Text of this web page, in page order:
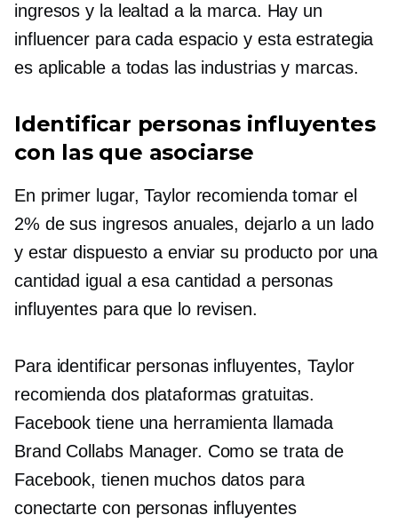
ingresos y la lealtad a la marca. Hay un
influencer para cada espacio y esta estrategia
es aplicable a todas las industrias y marcas.
Identificar personas influyentes
con las que asociarse
En primer lugar, Taylor recomienda tomar el
2% de sus ingresos anuales, dejarlo a un lado
y estar dispuesto a enviar su producto por una
cantidad igual a esa cantidad a personas
influyentes para que lo revisen.
Para identificar personas influyentes, Taylor
recomienda dos plataformas gratuitas.
Facebook tiene una herramienta llamada
Brand Collabs Manager. Como se trata de
Facebook, tienen muchos datos para
conectarte con personas influyentes